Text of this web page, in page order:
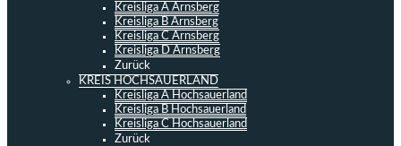
Kreisliga A Arnsberg
Kreisliga B Arnsberg
Kreisliga C Arnsberg
Kreisliga D Arnsberg
Zurück
KREIS HOCHSAUERLAND
Kreisliga A Hochsauerland
Kreisliga B Hochsauerland
Kreisliga C Hochsauerland
Zurück